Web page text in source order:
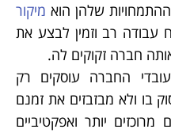
שלהן הוא מיקור
עבודה רב וזמין לבצע את
חברה זקוקים לה.
החברה עוסקים רק
בו ולא מבזבזים את זמנם
יותר ואפקטיביים